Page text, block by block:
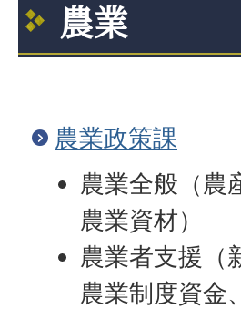
農業
農業政策課
農業全般（農
農業資材）
農業者支援（
農業制度資金